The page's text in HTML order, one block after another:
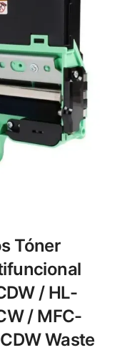
Tóner
/ HL-
/ MFC-
Waste